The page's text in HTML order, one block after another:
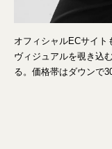
オフィシャルECサイト
ヴィジュアルを覗き込
る。価格帯はダウンで